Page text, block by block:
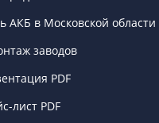
АКБ в Московской области
заводов
PDF
лист PDF